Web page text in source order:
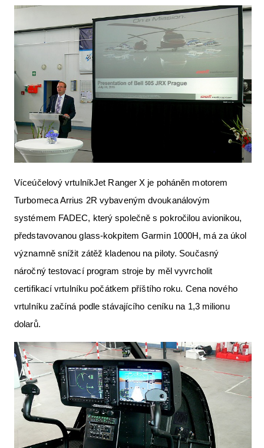
Víceúčelový vrtulníkJet Ranger X je poháněn motorem
Turbomeca Arrius 2R vybaveným dvoukanálovým
systémem FADEC, který společně s pokročilou avionikou,
představovanou glass-kokpitem Garmin 1000H, má za úkol
významně snížit zátěž kladenou na piloty. Současný
náročný testovací program stroje by měl vyvrcholit
certifikací vrtulníku počátkem příštího roku. Cena nového
vrtulníku začíná podle stávajícího ceníku na 1,3 milionu
dolarů.